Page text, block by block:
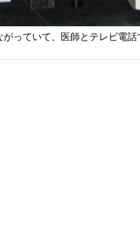
っていて、医師とテレビ電